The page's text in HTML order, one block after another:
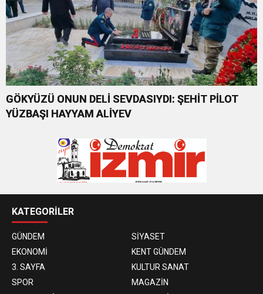
GÖKYÜZÜ ONUN DELİ SEVDASIYDI: ŞEHİT PİLOT
YÜZBAŞI HAYYAM ALİYEV
KATEGORİLER
GÜNDEM
SİYASET
EKONOMİ
KENT GÜNDEM
3. SAYFA
KULTUR SANAT
SPOR
MAGAZİN